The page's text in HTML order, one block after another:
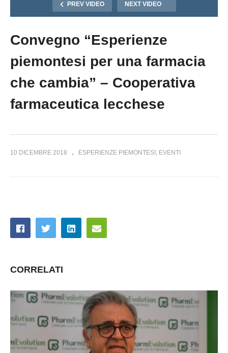
PREV VIDEO NEXT VIDEO
Convegno “Esperienze
piemontesi per una farmacia
che cambia” – Cooperativa
farmaceutica lecchese
10 DICEMBRE 2018 ESPERIENZE PIEMONTESI EVENTI
CORRELATI